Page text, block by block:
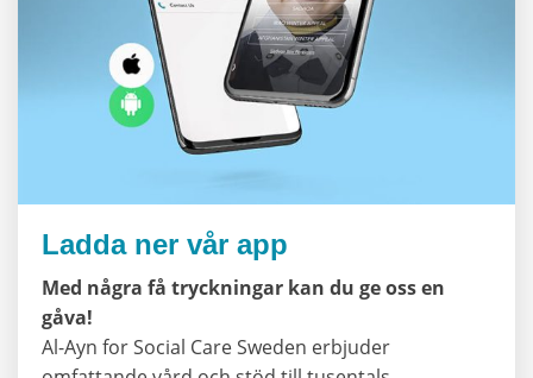
Ladda ner vår app
Med några få tryckningar kan du ge oss en
gåva!
Al-Ayn for Social Care Sweden erbjuder